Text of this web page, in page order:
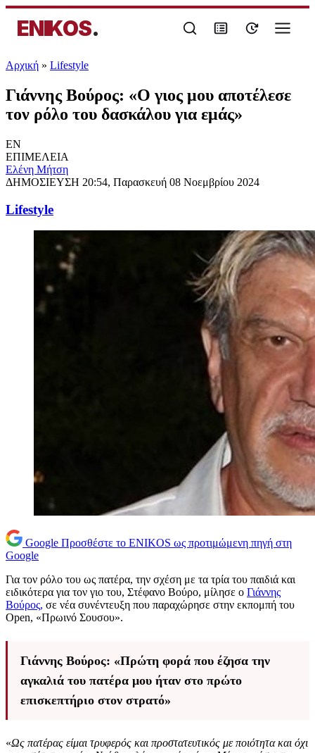
ENIKOS.
Αρχική » Lifestyle
Γιάννης Βούρος: «Ο γιος μου αποτέλεσε
τον ρόλο του δασκάλου για εμάς»
EN
ΕΠΙΜΕΛΕΙΑ
Eλένη Μήτση
ΔΗΜΟΣΙΕΥΣΗ 20:54, Παρασκευή 08 Νοεμβρίου 2024
Lifestyle
Google Προσθέστε το ENIKOS ως προτιμώμενη πηγή στη
Google
Για τον ρόλο του ως πατέρα, την σχέση με τα τρία του παιδιά και
ειδικότερα για τον γιο του, Στέφανο Βούρο, μίλησε ο Γιάννης
Βούρος, σε νέα συνέντευξη που παραχώρησε στην εκπομπή του
Open, «Πρωινό Σουσου».
Γιάννης Βούρος: «Πρώτη φορά που έζησα την
αγκαλιά του πατέρα μου ήταν στο πρώτο
επισκεπτήριο στον στρατό»
«Ως πατέρας είμαι τρυφερός και προστατευτικός με ποιότητα και όχι